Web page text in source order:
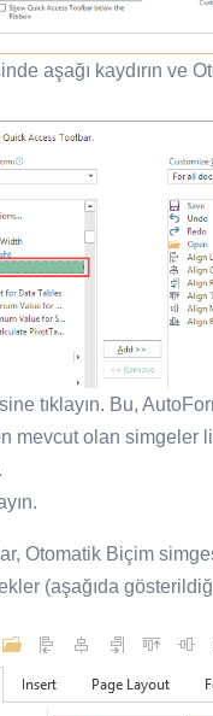
aşağı kaydırın ve
tıklayın. Bu,
mevcut olan simgeler
Otomatik Biçim
(aşağıda